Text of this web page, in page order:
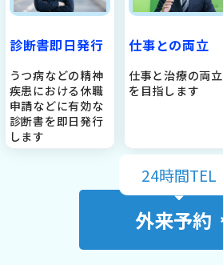
診断書即日発行
うつ病などの精神
疾患における休職
申請などに有効な
診断書を即日発行
します
仕事との両立
仕事と治療の両立
を目指します
24時間TEL
外来予約